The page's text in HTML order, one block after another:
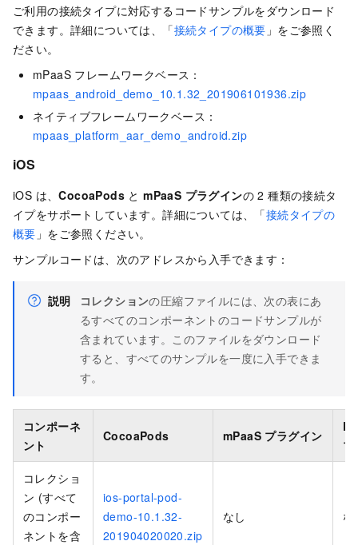
ご利用の接続タイプに対応するコードサンプルをダウンロード
できます。詳細については、「接続タイプの概要 」をご参照く
ださい。
mPaaS フレームワークベース：
mpaas_android_demo_10.1.32_201906101936.zip
ネイティブフレームワークベース：
mpaas_platform_aar_demo_android.zip
iOS
iOS は、CocoaPods とmPaaS プラグインの 2 種類の接続タ
イプをサポートしています。詳細については、「接続タイプの
概要 」をご参照ください。
サンプルコードは、次のアドレスから入手できます：
説明 コレクションの圧縮ファイルには、次の表にあ
るすべてのコンポーネントのコードサンプルが
含まれています。このファイルをダウンロード
すると、すべてのサンプルを一度に入手できま
す。
コンポーネ
ント
CocoaPods mPaaS プラグイン
プ
コレクショ
ン (すべて
のコンポー
ネントを含
ios-portal-pod-
demo-10.1.32-
201904020020.zip
なし な